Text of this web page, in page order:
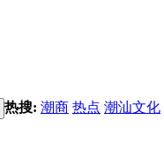
热搜: 潮商 热点 潮汕文化